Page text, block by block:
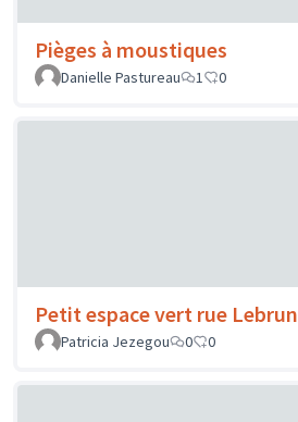
Pièges à moustiques
Danielle Pastureau
1 0
Petit espace vert rue Lebrun
Patricia Jezegou
0 0